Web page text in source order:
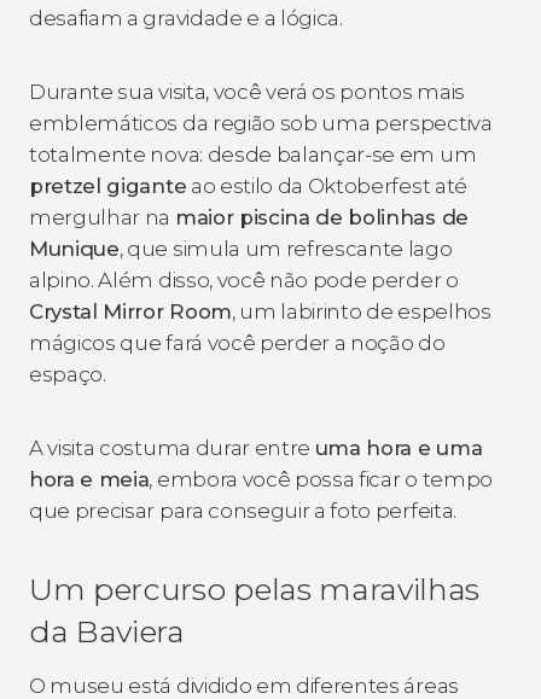
desafiam a gravidade e a lógica.
Durante sua visita, você verá os pontos mais
emblemáticos da região sob uma perspectiva
totalmente nova: desde balançar-se em um
pretzel gigante ao estilo da Oktoberfest até
mergulhar na maior piscina de bolinhas de
Munique, que simula um refrescante lago
alpino. Além disso, você não pode perder o
Crystal Mirror Room, um labirinto de espelhos
mágicos que fará você perder a noção do
espaço.
A visita costuma durar entre uma hora e uma
hora e meia, embora você possa ficar o tempo
que precisar para conseguir a foto perfeita.
Um percurso pelas maravilhas
da Baviera
O museu está dividido em diferentes áreas